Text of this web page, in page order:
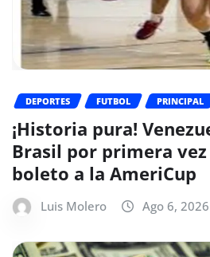
DEPORTES FUTBOL PRINCIPAL
¡Historia pura!
Brasil por primera
boleto a la AmeriCup
Luis Molero Ago 6, 2026